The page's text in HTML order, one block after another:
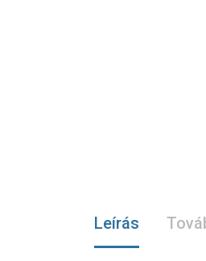
Leírás